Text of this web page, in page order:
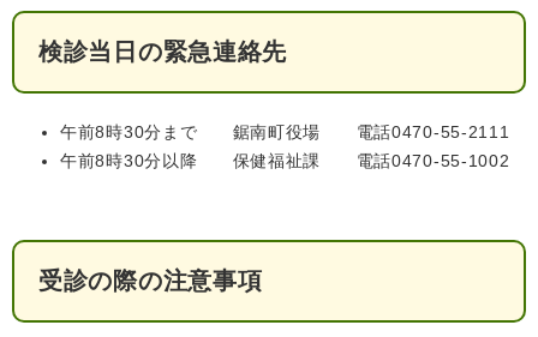
検診当日の緊急連絡先
午前8時30分まで 鋸南町役場 電話0470-55-2111
午前8時30分以降 保健福祉課 電話0470-55-1002
受診の際の注意事項